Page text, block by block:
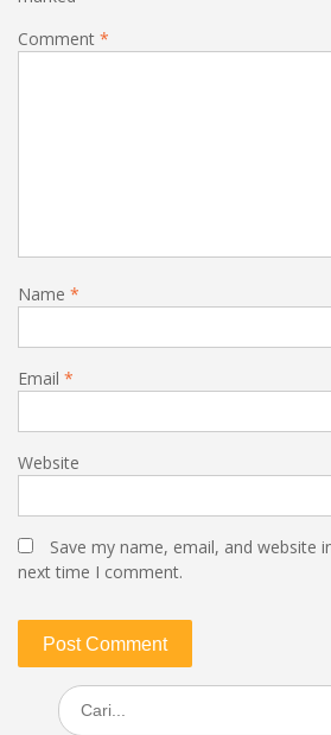
Comment *
Name *
Email *
Website
Save my name, email, and website
next time I comment.
Search
for: